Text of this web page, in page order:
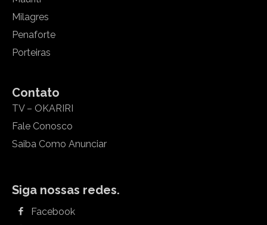
Milagres
Penaforte
Porteiras
Contato
TV – OKARIRI
Fale Conosco
Saiba Como Anunciar
Siga nossas redes.
Facebook